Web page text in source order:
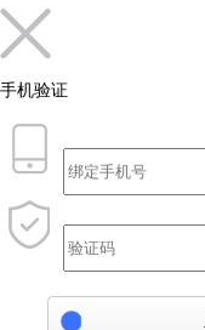
手机验证